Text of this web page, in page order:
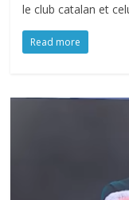
le club catalan et
Read more